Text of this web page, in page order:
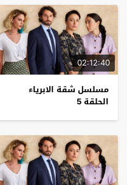
02:12:40
مسلسل شقة الابرياء
الحلقة 5